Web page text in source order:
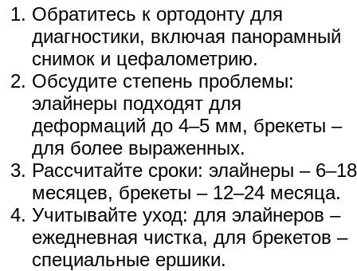
Обратитесь к ортодонту для
диагностики, включая панорамный
снимок и цефалометрию.
Обсудите степень проблемы:
элайнеры подходят для
деформаций до 4–5 мм, брекеты –
для более выраженных.
Рассчитайте сроки: элайнеры – 6–18
месяцев, брекеты – 12–24 месяца.
Учитывайте уход: для элайнеров –
ежедневная чистка, для брекетов –
специальные ершики.